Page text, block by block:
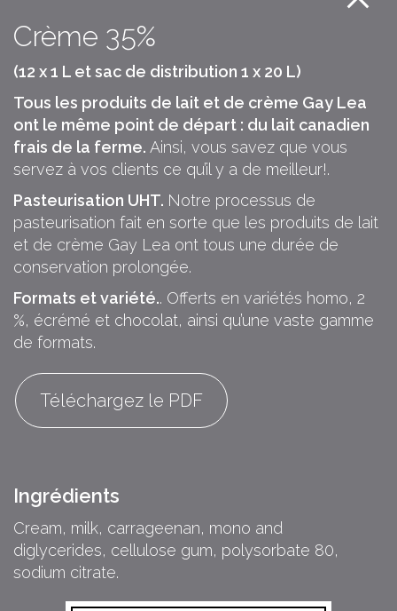
Crème 35%
(12 x 1 L et sac de distribution 1 x 20 L)
Tous les produits de lait et de crème Gay Lea
ont le même point de départ : du lait canadien
frais de la ferme. Ainsi, vous savez que vous
servez à vos clients ce qu’il y a de meilleur!.
Pasteurisation UHT. Notre processus de
pasteurisation fait en sorte que les produits de lait
et de crème Gay Lea ont tous une durée de
conservation prolongée.
Formats et variété.. Offerts en variétés homo, 2
%, écrémé et chocolat, ainsi qu’une vaste gamme
de formats.
Téléchargez le PDF
Ingrédients
Cream, milk, carrageenan, mono and
diglycerides, cellulose gum, polysorbate 80,
sodium citrate.